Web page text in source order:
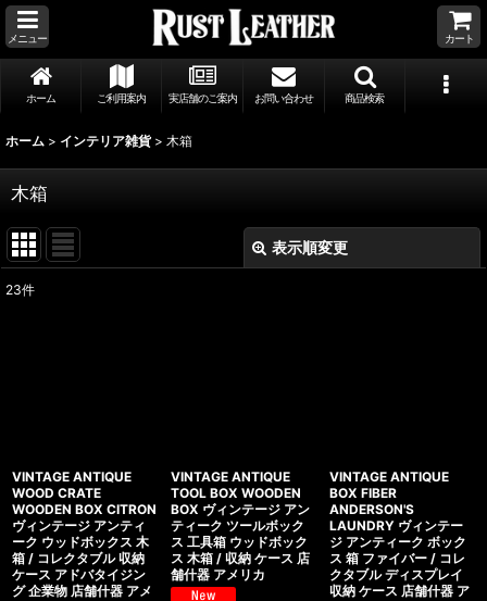
メニュー カート
ホーム ご利用案内 実店舗のご案内 お問い合わせ 商品検索
ホーム > インテリア雑貨 > 木箱
木箱
表示順変更
23件
VINTAGE ANTIQUE
WOOD CRATE
WOODEN BOX CITRON
ヴィンテージ アンティ
ーク ウッドボックス 木
箱 / コレクタブル 収納
ケース アドバタイジン
グ 企業物 店舗什器 アメ
VINTAGE ANTIQUE
TOOL BOX WOODEN
BOX ヴィンテージ アン
ティーク ツールボック
ス 工具箱 ウッドボック
ス 木箱 / 収納 ケース 店
舗什器 アメリカ
VINTAGE ANTIQUE
BOX FIBER
ANDERSON'S
LAUNDRY ヴィンテー
ジ アンティーク ボック
ス 箱 ファイバー / コレ
クタブル ディスプレイ
収納 ケース 店舗什器 ア